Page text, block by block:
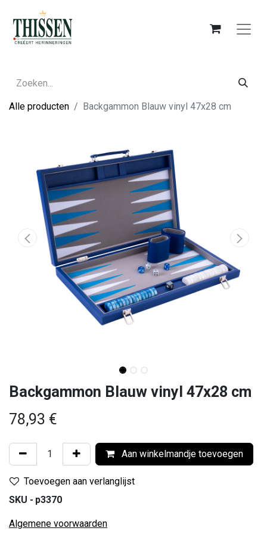
Alle producten Backgammon Blauw vinyl 47x28 cm
Backgammon Blauw vinyl 47x28 cm
78,93 €
Aan winkelmandje toevoegen
Toevoegen aan verlanglijst
SKU - p3370
Algemene voorwaarden